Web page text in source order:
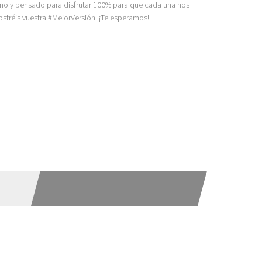
y pensado para disfrutar 100% para que cada una nos
vuestra #MejorVersión. ¡Te esperamos!